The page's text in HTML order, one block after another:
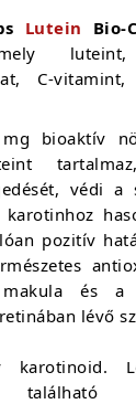
Lutein Bio-
C-
bioaktív
védi a
pozitív
és a
lévő
található